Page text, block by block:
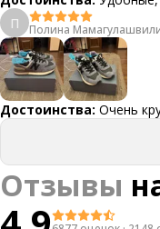
П
Полина
Достоинства: Очень
Отзывы